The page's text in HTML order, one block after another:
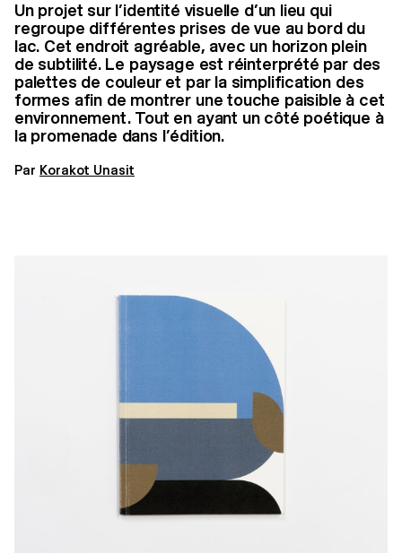
Un projet sur l’identité visuelle d’un lieu qui
regroupe différentes prises de vue au bord du
lac. Cet endroit agréable, avec un horizon plein
de subtilité. Le paysage est réinterprété par des
palettes de couleur et par la simplification des
formes afin de montrer une touche paisible à cet
environnement. Tout en ayant un côté poétique à
la promenade dans l’édition.
Par Korakot Unasit